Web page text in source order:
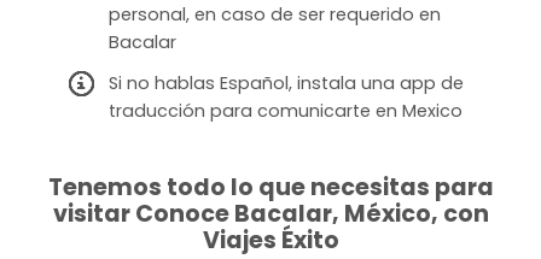
personal, en caso de ser requerido en
Bacalar
Si no hablas Español, instala una app de
traducción para comunicarte en Mexico
Tenemos todo lo que necesitas para
visitar Conoce Bacalar, México, con
Viajes Éxito